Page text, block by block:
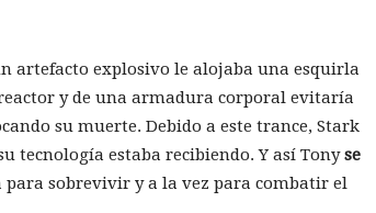
artefacto explosivo le alojaba una esquirla
y de una armadura corporal evitaría
su muerte. Debido a este trance, Stark
tecnología estaba recibiendo. Y así Tonyse
para sobrevivir y a la vez para combatir el